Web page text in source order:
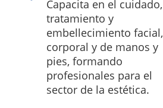
Capacita en el cuidado,
tratamiento y
embellecimiento facial,
corporal y de manos y
pies, formando
profesionales para el
sector de la estética.